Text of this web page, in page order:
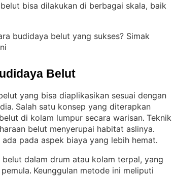
bisa dilakukan di berbagai skala, baik
budidaya belut yang sukses? Simak
Belut
yang bisa diaplikasikan sesuai dengan
. Salah satu konsep yang diterapkan
di kolam lumpur secara warisan. Teknik
belut menyerupai habitat aslinya
pada aspek biaya yang lebih hemat.
dalam drum atau kolam terpal, yang
. Keunggulan metode ini meliputi